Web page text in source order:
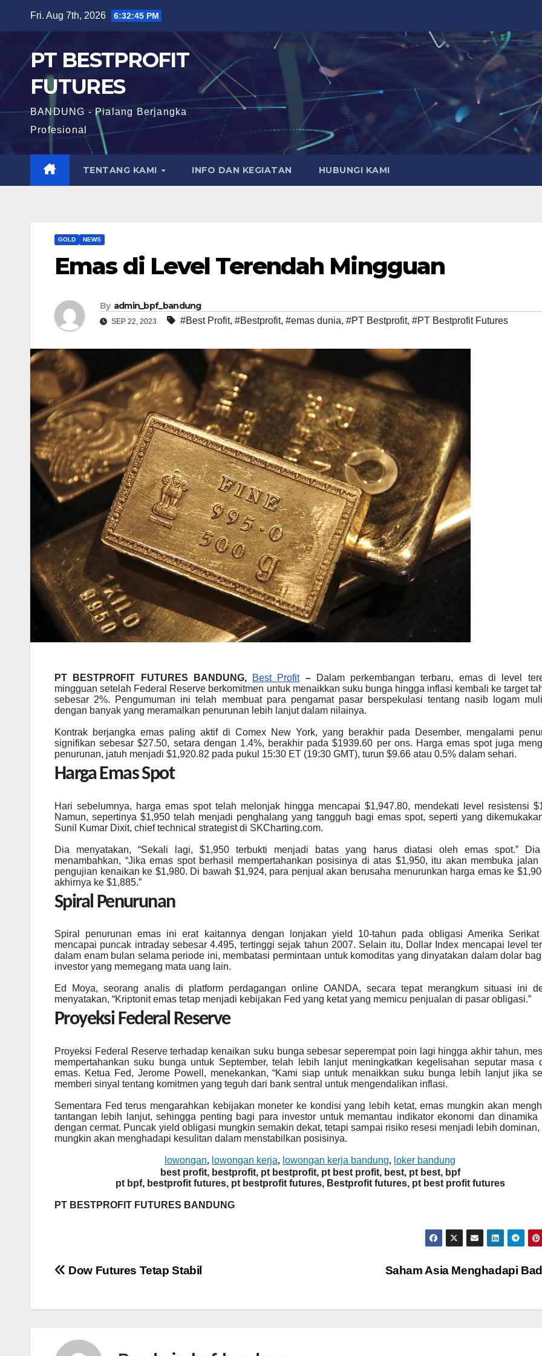
Fri. Aug 7th, 2026 6:32:46 PM
PT BESTPROFIT
FUTURES
BANDUNG - Pialang Berjangka
Profesional
TENTANG KAMI INFO DAN KEGIATAN HUBUNGI KAMI
GOLD NEWS
Emas di Level Terendah Mingguan
By admin_bpf_bandung
SEP 22, 2023 #Best Profit, #Bestprofit, #emas dunia, #PT Bestprofit, #PT Bestprofit Futures
PT BESTPROFIT FUTURES BANDUNG, Best Profit–
Dalam perkembangan terbaru, emas di level
mingguan setelah Federal Reserve berkomitmen untuk menaikkan suku bunga hingga inflasi kembali ke target
sebesar 2%. Pengumuman ini telah membuat para pengamat pasar berspekulasi tentang nasib logam
dengan banyak yang meramalkan penurunan lebih lanjut dalam nilainya.
Kontrak berjangka emas paling aktif di Comex New York, yang berakhir pada Desember, mengalami
signifikan sebesar $27.50, setara dengan 1.4%, berakhir pada $1939.60 per ons. Harga emas spot juga
penurunan, jatuh menjadi $1,920.82 pada pukul 15:30 ET (19:30 GMT), turun $9.66 atau 0.5% dalam sehari.
Harga Emas Spot
Hari sebelumnya, harga emas spot telah melonjak hingga mencapai $1,947.80, mendekati level resistensi
Namun, sepertinya $1,950 telah menjadi penghalang yang tangguh bagi emas spot, seperti yang
Sunil Kumar Dixit, chief technical strategist di SKCharting.com.
Dia menyatakan, “Sekali lagi, $1,950 terbukti menjadi batas yang harus diatasi oleh emas spot.”
menambahkan, “Jika emas spot berhasil mempertahankan posisinya di atas $1,950, itu akan membuka jalan
pengujian kenaikan ke $1,980. Di bawah $1,924, para penjual akan berusaha menurunkan harga emas ke
akhirnya ke $1,885.”
Spiral Penurunan
Spiral penurunan emas ini erat kaitannya dengan lonjakan yield 10-tahun pada obligasi Amerika
mencapai puncak intraday sebesar 4.495, tertinggi sejak tahun 2007. Selain itu, Dollar Index mencapai level
dalam enam bulan selama periode ini, membatasi permintaan untuk komoditas yang dinyatakan dalam dolar
investor yang memegang mata uang lain.
Ed Moya, seorang analis di platform perdagangan online OANDA, secara tepat merangkum situasi ini
menyatakan, “Kriptonit emas tetap menjadi kebijakan Fed yang ketat yang memicu penjualan di pasar obligasi.”
Proyeksi Federal Reserve
Proyeksi Federal Reserve terhadap kenaikan suku bunga sebesar seperempat poin lagi hingga akhir tahun,
mempertahankan suku bunga untuk September, telah lebih lanjut meningkatkan kegelisahan seputar masa
emas. Ketua Fed, Jerome Powell, menekankan, “Kami siap untuk menaikkan suku bunga lebih lanjut jika
memberi sinyal tentang komitmen yang teguh dari bank sentral untuk mengendalikan inflasi.
Sementara Fed terus mengarahkan kebijakan moneter ke kondisi yang lebih ketat, emas mungkin akan
tantangan lebih lanjut, sehingga penting bagi para investor untuk memantau indikator ekonomi dan dinamika
dengan cermat. Puncak yield obligasi mungkin semakin dekat, tetapi sampai risiko resesi menjadi lebih dominan,
mungkin akan menghadapi kesulitan dalam menstabilkan posisinya.
lowongan, lowongan kerja, lowongan kerja bandung, loker bandung
best profit, bestprofit, pt bestprofit, pt best profit, best, pt best, bpf
pt bpf, bestprofit futures, pt bestprofit futures, Bestprofit futures, pt best profit futures
PT BESTPROFIT FUTURES BANDUNG
Post
Saham Asia Menghadapi
Dow Futures Tetap Stabil